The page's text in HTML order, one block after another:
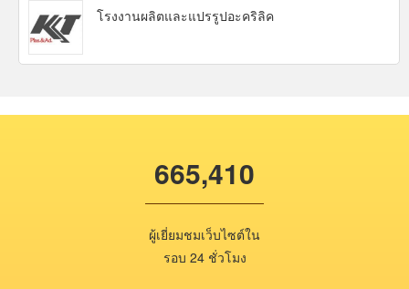
โรงงานผลิตและแปรรูปอะคริลิค
665,410
ผู้เยี่ยมชมเว็บไซต์ใน
รอบ 24 ชั่วโมง